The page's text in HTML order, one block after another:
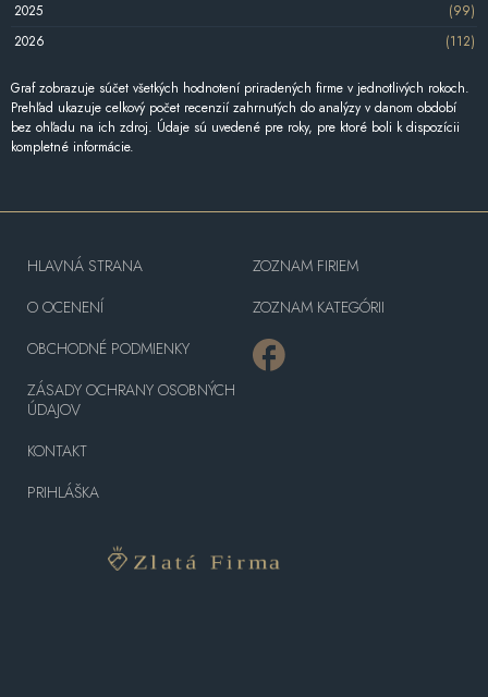
2025
(99)
2026
(112)
Graf zobrazuje súčet všetkých hodnotení priradených firme v jednotlivých rokoch.
Prehľad ukazuje celkový počet recenzií zahrnutých do analýzy v danom období
bez ohľadu na ich zdroj. Údaje sú uvedené pre roky, pre ktoré boli k dispozícii
kompletné informácie.
HLAVNÁ STRANA
O OCENENÍ
OBCHODNÉ PODMIENKY
ZÁSADY OCHRANY OSOBNÝCH
ÚDAJOV
KONTAKT
PRIHLÁŠKA
ZOZNAM FIRIEM
ZOZNAM KATEGÓRII